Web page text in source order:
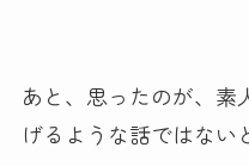
あと、思ったのが、素
げるような話ではない